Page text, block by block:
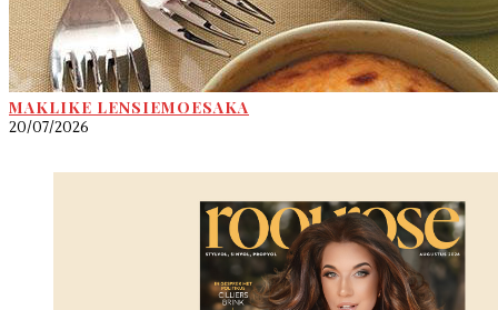
MAKLIKE LENSIEMOESAKA
20/07/2026